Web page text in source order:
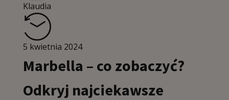
Klaudia
5 kwietnia 2024
Marbella – co zobaczyć?
Odkryj najciekawsze